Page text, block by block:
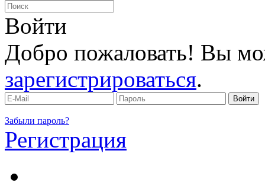
Войти
Добро пожаловать! Вы
зарегистрироваться.
Забыли пароль?
Регистрация